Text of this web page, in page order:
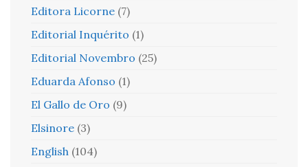
Editora Licorne (7)
Editorial Inquérito (1)
Editorial Novembro (25)
Eduarda Afonso (1)
El Gallo de Oro (9)
Elsinore (3)
English (104)